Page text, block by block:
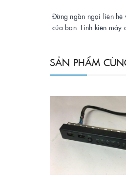
Đừng ngần ngại liên hệ
của bạn. Linh kiện máy
SẢN PHẨM